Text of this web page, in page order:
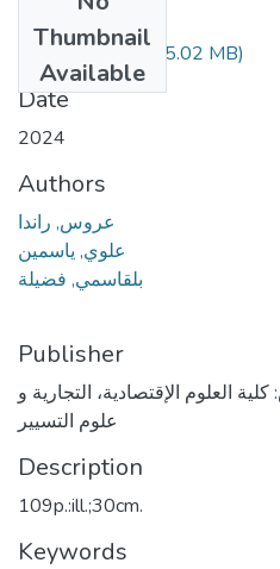
Thumbnail
Available
aarous randa.pdf (5.02 MB)
Date
2024
Authors
عروس, راندا
علوي, ياسمين
بلقاسمي, فضيلة
Publisher
العلوم الإقتصادية، التجارية و
علوم التسيير
Description
109p.:ill.;30cm.
Keywords